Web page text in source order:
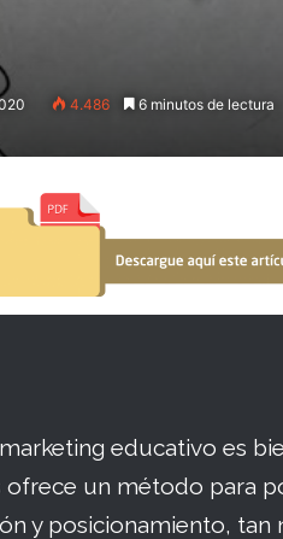
4.486 6 minutos de lectura
educativo es
ofrece un método para
y posicionamiento, tan